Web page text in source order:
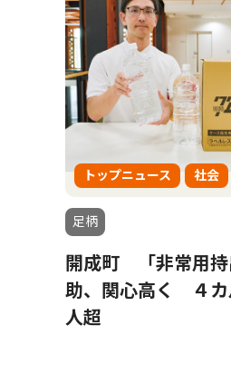
トップニュース 社会
足柄
開成町 「非常用持
助、関心高く ４カ
人超